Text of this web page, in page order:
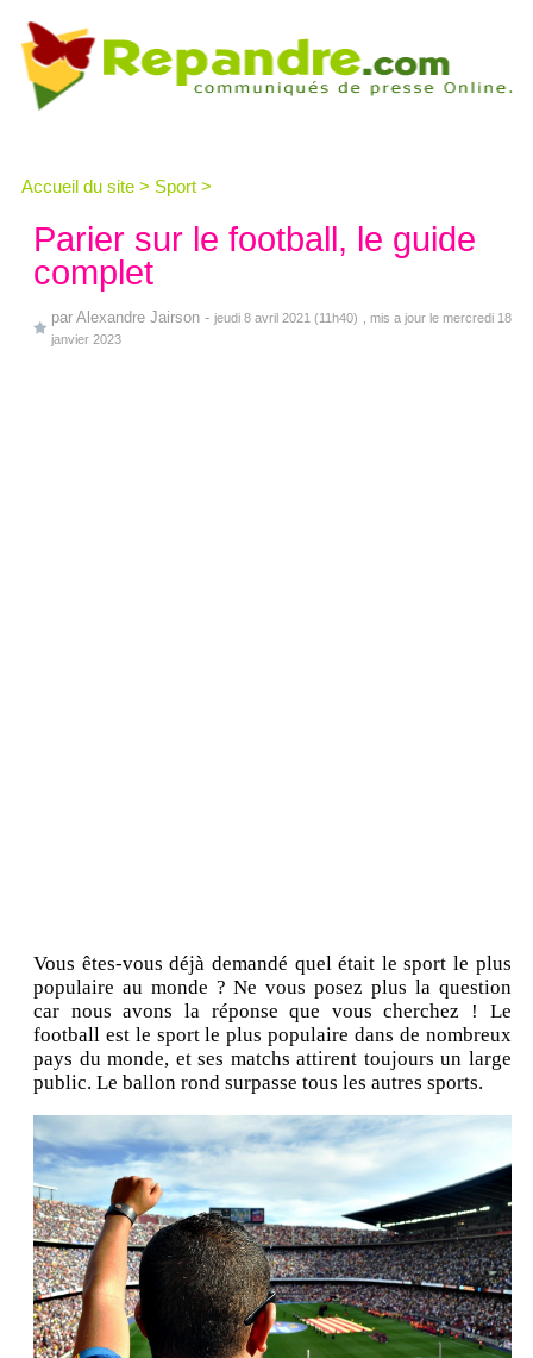
Accueil du site > Sport >
Parier sur le football, le guide
complet
par Alexandre Jairson - jeudi 8 avril 2021 (11h40)
, mis a jour le mercredi 18
janvier 2023
Vous êtes-vous déjà demandé quel était le sport le plus
populaire au monde ? Ne vous posez plus la question
car nous avons la réponse que vous cherchez ! Le
football est le sport le plus populaire dans de nombreux
pays du monde, et ses matchs attirent toujours un large
public. Le ballon rond surpasse tous les autres sports.